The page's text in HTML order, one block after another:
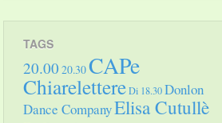
TAGS
20.00 20.30CAPe
ChiarelettereDi 18.30Donlon
Dance CompanyElisa Cutullè